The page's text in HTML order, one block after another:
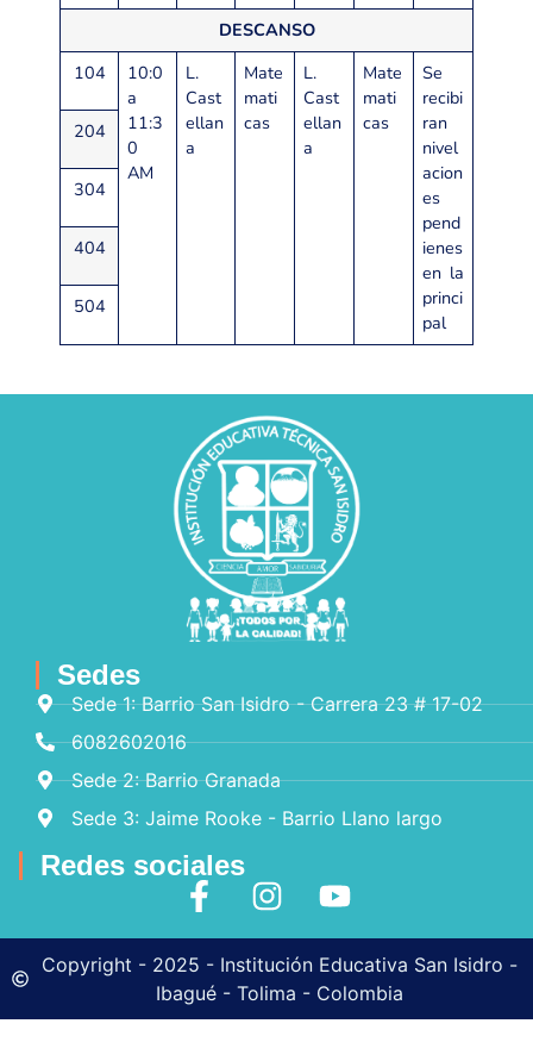
DESCANSO
104
10:0
a
11:3
0
AM
L.
Cast
ellan
a
Mate
mati
cas
L.
Cast
ellan
a
Mate
mati
cas
Se
recibi
ran
nivel
acion
es
pend
ienes
en la
princi
pal
204
304
404
504
Sedes
Sede 1: Barrio San Isidro - Carrera 23 # 17-02
6082602016
Sede 2: Barrio Granada
Sede 3: Jaime Rooke - Barrio Llano largo
Redes sociales
Copyright - 2025 - Institución Educativa San Isidro -
Ibagué - Tolima - Colombia